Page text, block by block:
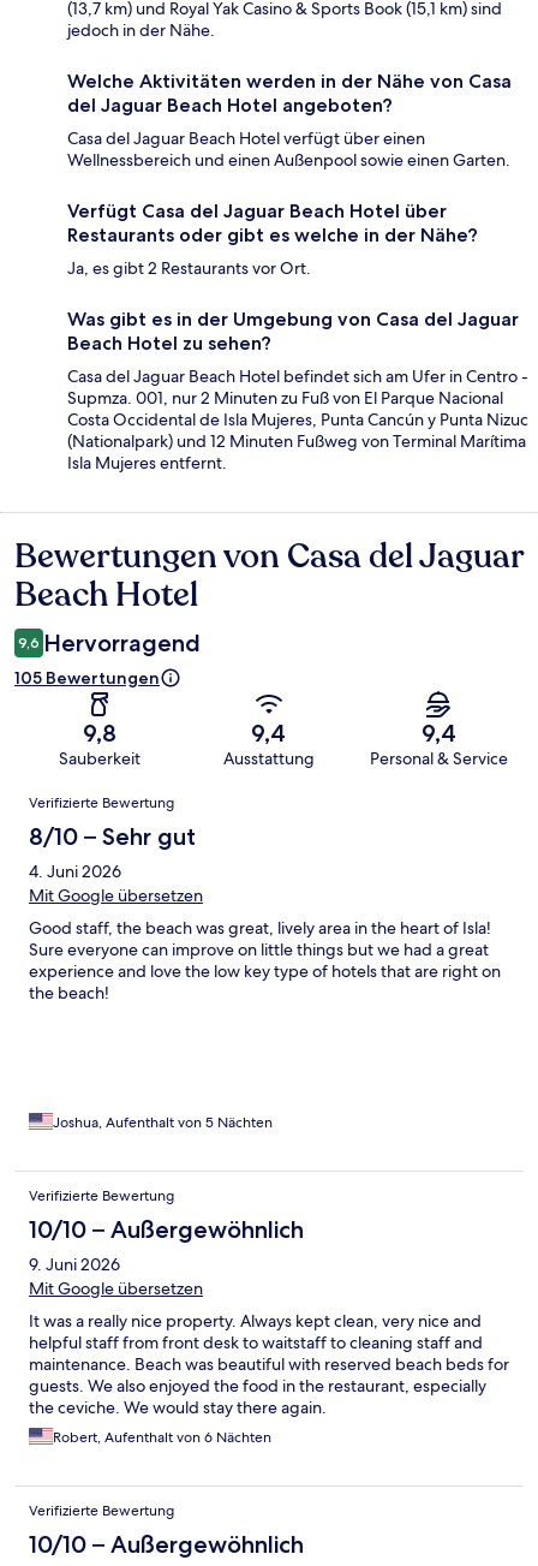
(13,7 km) und Royal Yak Casino & Sports Book (15,1 km) sind
jedoch in der Nähe.
Welche Aktivitäten werden in der Nähe von Casa
del Jaguar Beach Hotel angeboten?
Casa del Jaguar Beach Hotel verfügt über einen
Wellnessbereich und einen Außenpool sowie einen Garten.
Verfügt Casa del Jaguar Beach Hotel über
Restaurants oder gibt es welche in der Nähe?
Ja, es gibt 2 Restaurants vor Ort.
Was gibt es in der Umgebung von Casa del Jaguar
Beach Hotel zu sehen?
Casa del Jaguar Beach Hotel befindet sich am Ufer in Centro -
Supmza. 001, nur 2 Minuten zu Fuß von El Parque Nacional
Costa Occidental de Isla Mujeres, Punta Cancún y Punta Nizuc
(Nationalpark) und 12 Minuten Fußweg von Terminal Marítima
Isla Mujeres entfernt.
Bewertungen
Bewertungen von Casa del Jaguar
Beach Hotel
9,6 Hervorragend
105 Bewertungen
9,8
Sauberkeit
9,4
Ausstattung
9,4
Personal & Service
Bewertungen
Verifizierte Bewertung
8/10 – Sehr gut
4. Juni 2026
Mit Google übersetzen
Good staff, the beach was great, lively area in the heart of Isla!
Sure everyone can improve on little things but we had a great
experience and love the low key type of hotels that are right on
the beach!
Joshua, Aufenthalt von 5 Nächten
Verifizierte Bewertung
10/10 – Außergewöhnlich
9. Juni 2026
Mit Google übersetzen
It was a really nice property. Always kept clean, very nice and
helpful staff from front desk to waitstaff to cleaning staff and
maintenance. Beach was beautiful with reserved beach beds for
guests. We also enjoyed the food in the restaurant, especially
the ceviche. We would stay there again.
Robert, Aufenthalt von 6 Nächten
Verifizierte Bewertung
10/10 – Außergewöhnlich